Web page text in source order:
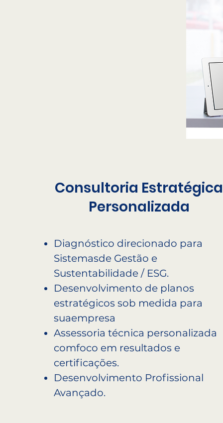
Consultoria Estratégica
Personalizada
Diagnóstico direcionado para
Sistemasde Gestão e
Sustentabilidade / ESG.
Desenvolvimento de planos
estratégicos sob medida para
suaempresa
Assessoria técnica personalizada
comfoco em resultados e
certificações.
Desenvolvimento Profissional
Avançado.